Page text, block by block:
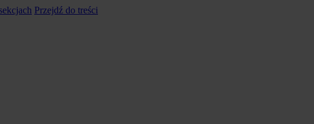
Przejdź do treści